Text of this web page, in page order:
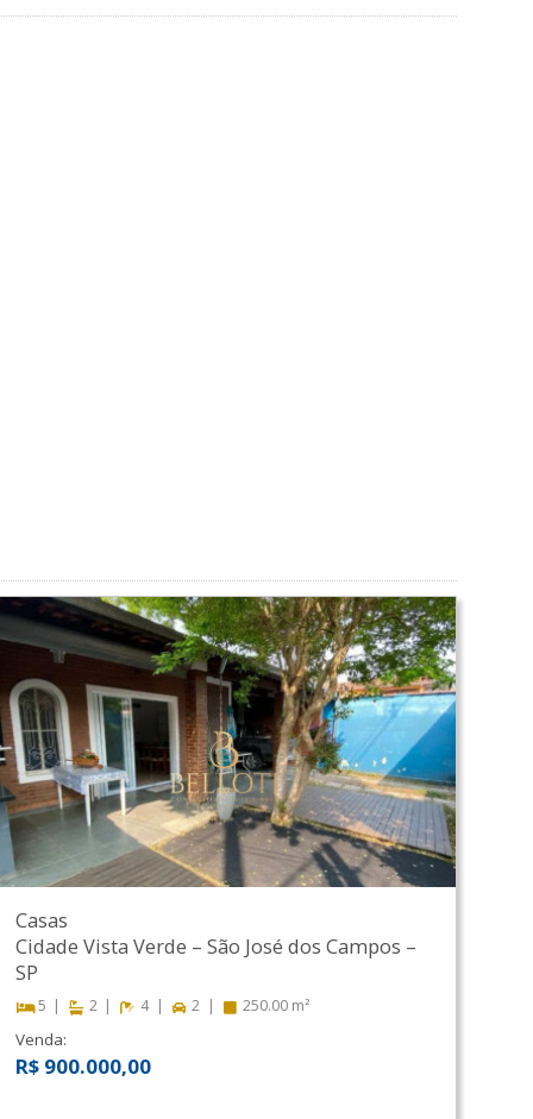
Casas
Cidade Vista Verde –São José dos Campos –
SP
5 2 4 2 250.00 m²
Venda:
R$ 900.000,00